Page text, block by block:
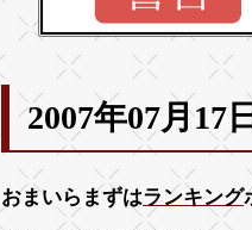
2007年07月17日
おまいらまずはランキング